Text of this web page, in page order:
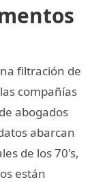
filtración de
compañías
abogados
abarcan
de los 70's,
están